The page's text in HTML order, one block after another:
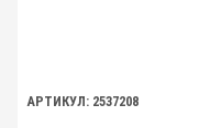
АРТИКУЛ: 2537208